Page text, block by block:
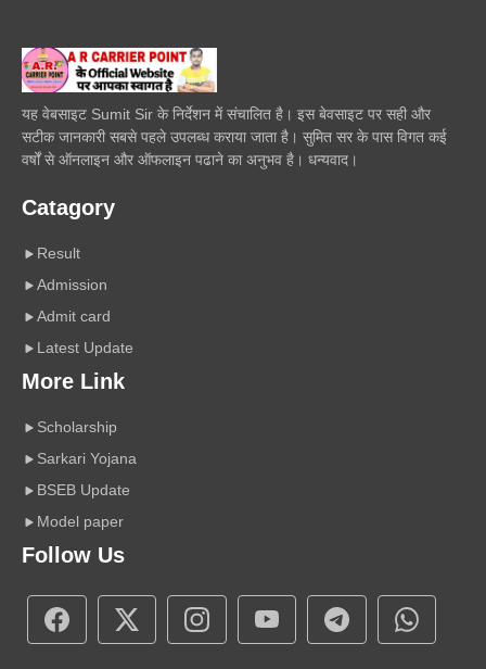
यह वेबसाइट Sumit Sir के निर्देशन में संचालित है। इस बेवसाइट पर सही और
सटीक जानकारी सबसे पहले उपलब्ध कराया जाता है। सुमित सर के पास विगत कई
वर्षों से ऑनलाइन और ऑफलाइन पढाने का अनुभव है। धन्यवाद।
Catagory
Result
Admission
Admit card
Latest Update
More Link
Scholarship
Sarkari Yojana
BSEB Update
Model paper
Follow Us